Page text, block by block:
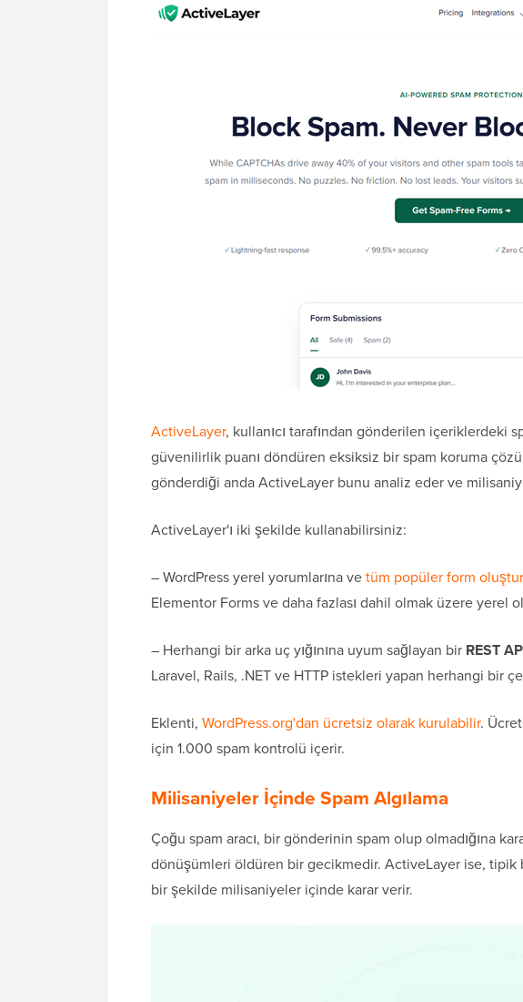
ActiveLayer, kullanıcı tarafından gönderilen içeriklerdeki
güvenilirlik puanı döndüren eksiksiz bir spam koruma
gönderdiği anda ActiveLayer bunu analiz eder ve
ActiveLayer'ı iki şekilde kullanabilirsiniz:
– WordPress yerel yorumlarına vetüm popüler form
Elementor Forms ve daha fazlası dahil olmak üzere yerel
– Herhangi bir arka uç yığınına uyum sağlayan bir REST
Laravel, Rails, .NET ve HTTP istekleri yapan herhangi bir
Eklenti, WordPress.org'dan ücretsiz olarak kurulabilir.
için 1.000 spam kontrolü içerir.
Milisaniyeler İçinde Spam Algılama
Çoğu spam aracı, bir gönderinin spam olup olmadığına
dönüşümleri öldüren bir gecikmedir. ActiveLayer ise, tipik
bir şekilde milisaniyeler içinde karar verir.